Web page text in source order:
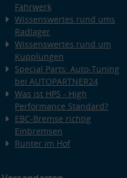
Fahrwerk
Wissenswertes rund ums
Radlager
Wissenswertes rund um
Kupplungen
Special Parts: Auto-Tuning
bei AUTOPARTNER24
Was ist HPS - High
Performance Standard?
EBC-Bremse richtig
Einbremsen
Runter im Hof